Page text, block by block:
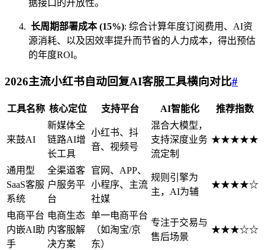
据接口的开放性。
长周期部署成本 (15%): 综合计算年度订阅费用、AI资
源消耗、以及因效率提升而节省的人力成本，得出预估
的年度ROI。
2026主流小红书自动回复AI客服工具横向对比#
工具名称 核心定位 支持平台 AI智能化 推荐指数
来鼓AI
新媒体全
链路AI增
长工具
小红书、抖
音、视频号
混合大模型，
支持深度业务
流定制
★★★★★
通用型
SaaS客服
系统
全渠道客
户服务平
台
官网、APP、
小程序、主流
社媒
规则引擎为
主，AI为辅
★★★★☆
电商平台
内嵌AI助
手
电商生态
内客服解
决方案
单一电商平台
（如淘宝/京
东）
专注于交易与
售后场景
★★★☆☆